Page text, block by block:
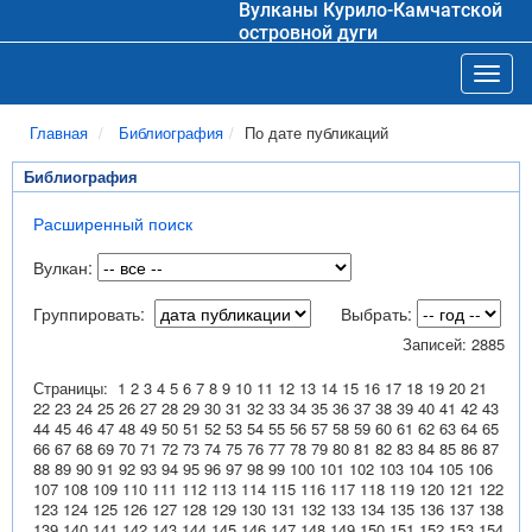
Вулканы Курило-Камчатской
островной дуги
Главная Библиография По дате публикаций
Библиография
Расширенный поиск
Вулкан:
Группировать:
Выбрать:
Записей: 2885
Страницы: 1 2 3 4 5 6 7 8 9 10 11 12 13 14 15 16 17 18 19 20 21
22 23 24 25 26 27 28 29 30 31 32 33 34 35 36 37 38 39 40 41 42 43
44 45 46 47 48 49 50 51 52 53 54 55 56 57 58 59 60 61 62 63 64 65
66 67 68 69 70 71 72 73 74 75 76 77 78 79 80 81 82 83 84 85 86 87
88 89 90 91 92 93 94 95 96 97 98 99 100 101 102 103 104 105 106
107 108 109 110 111 112 113 114 115 116 117 118 119 120 121 122
123 124 125 126 127 128 129 130 131 132 133 134 135 136 137 138